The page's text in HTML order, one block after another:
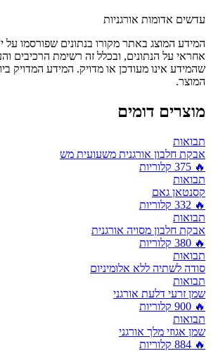
עדשים אדומות אורגניות
המידע המוצג באתר מקורו בנתונים שפורסמו על
אחראי על הנתונים, ובכלל זה רשימת הרכיבים
שהמידע אינו מעודכן או מדויק. המידע המדויק
המוצר.
מוצרים דומים
תבואות
אבקת חלבון אורגנית משעועית מש
🔥
375 קלוריות
תבואות
קסנטאן גאם
🔥
332 קלוריות
תבואות
אבקת חלבון מסויה אורגנית
🔥
380 קלוריות
תבואות
סודה לשתיה ללא אלומיניום
תבואות
שמן זרעי דלעת אורגני
🔥
900 קלוריות
תבואות
שמן אגוזי מלך אורגני
🔥
884 קלוריות